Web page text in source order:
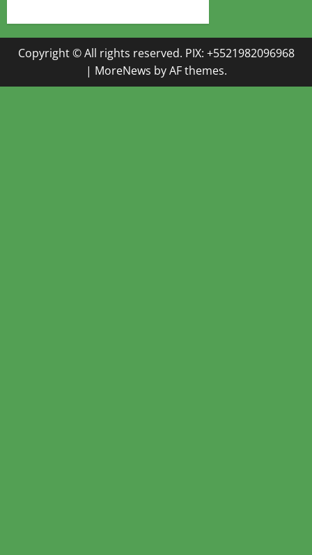
Copyright © All rights reserved. PIX: +5521982096968
| MoreNews by AF themes.